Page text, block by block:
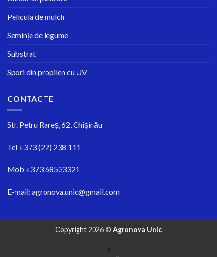
Pelicula de mulch
Semințe de legume
Substrat
Spori din propilen cu UV
CONTACTE
Str. Petru Rareș, 62, Chișinău
Tel +373 (22) 238 111
Mob +373 68533321
E-mail: agronova.unic@gmail.com
Copyright 2026 © Agronova Unic
×